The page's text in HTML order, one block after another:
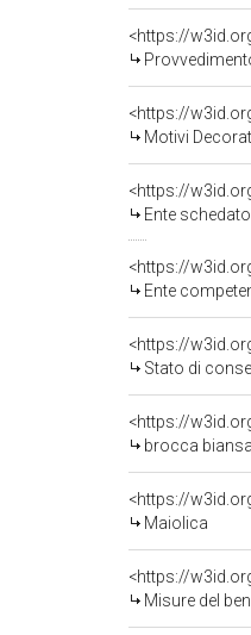
<https://
<https://
Motivi
<https://
Ente schedatore
<https://
Ente competente
<https://
Stato di
<https://
brocca
<https://
Maiolica
<https://
Misure del